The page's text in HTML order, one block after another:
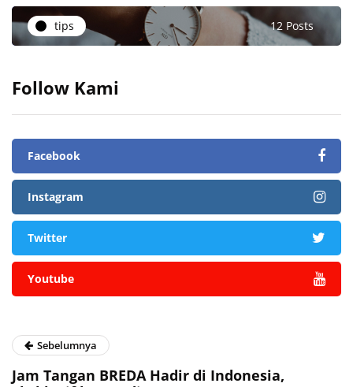
tips 12 Posts
Follow Kami
Facebook
Instagram
Twitter
Youtube
Sebelumnya
Jam Tangan BREDA Hadir di Indonesia,